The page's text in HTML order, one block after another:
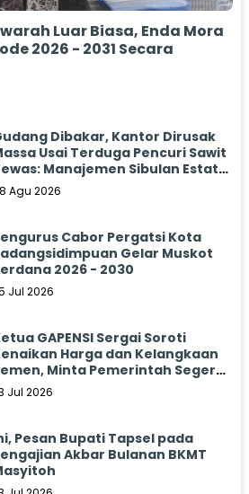
Luar Biasa, Enda Mora
2026 - 2031 Secara
Dibakar, Kantor Dirusak
Usai Terduga Pencuri Sawit
Manajemen Sibulan Estate
Agu 2026
Cabor Pergatsi Kota
Gelar Muskot
2026 - 2030
Jul 2026
GAPENSI Sergai Soroti
Harga dan Kelangkaan
Minta Pemerintah Segera
Jul 2026
Pesan Bupati Tapsel pada
Akbar Bulanan BKMT